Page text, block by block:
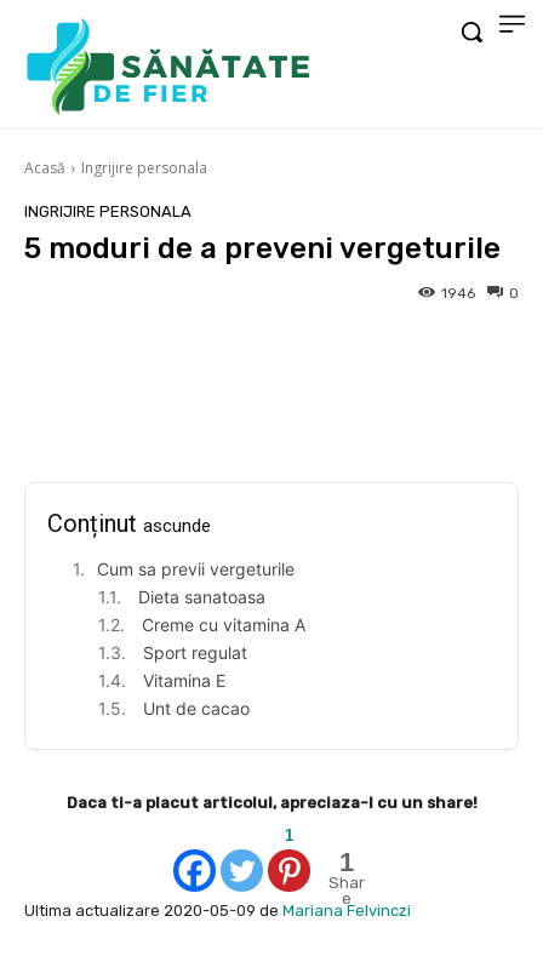
Acasă Ingrijire personala
INGRIJIRE PERSONALA
5 moduri de a preveni vergeturile
0
1946
Conținut ascunde
Cum sa previi vergeturile
Dieta sanatoasa
Creme cu vitamina A
Sport regulat
Vitamina E
Unt de cacao
Daca ti-a placut articolul, apreciaza-l cu un share!
1
1
Shar
e
Ultima actualizare 2020-05-09 de Mariana Felvinczi